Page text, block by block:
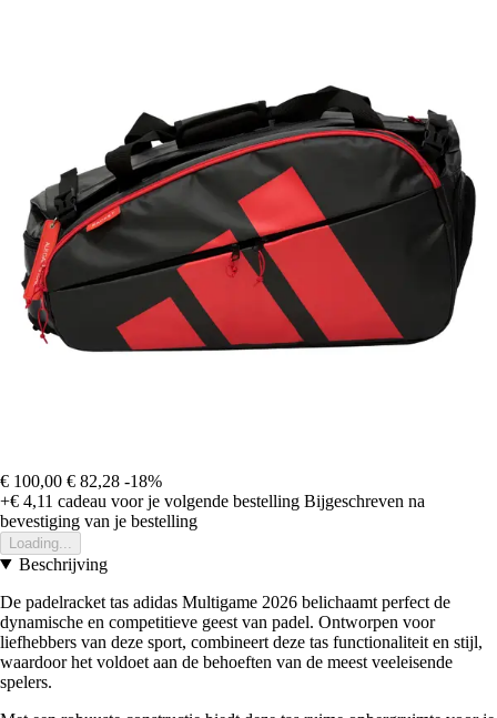
€ 100,00 € 82,28 -18%
+€ 4,11 cadeau voor je volgende bestelling Bijgeschreven na
bevestiging van je bestelling
Loading...
Beschrijving
De padelracket tas adidas Multigame 2026 belichaamt perfect de
dynamische en competitieve geest van padel. Ontworpen voor
liefhebbers van deze sport, combineert deze tas functionaliteit en stijl,
waardoor het voldoet aan de behoeften van de meest veeleisende
spelers.